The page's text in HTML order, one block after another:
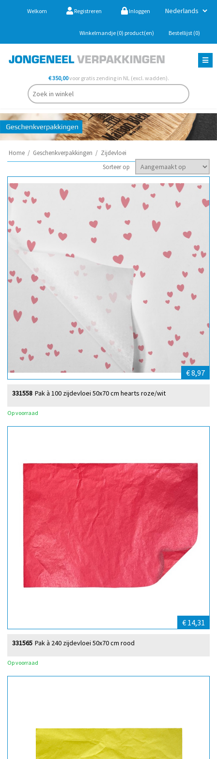
Welkom Registreren Inloggen
Winkelmandje (0) product(en) Bestellijst (0)
€ 350,00voor gratis zending in NL (excl. wadden).
Home / Geschenkverpakkingen / Zijdevloei
Sorteer op
€ 8,97
Pak à 100 zijdevloei 50x70 cm hearts roze/wit
331558
Op voorraad
€ 14,31
Pak à 240 zijdevloei 50x70 cm rood
331565
Op voorraad